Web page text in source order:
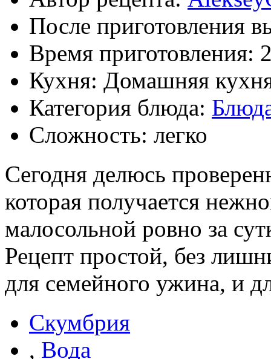
После приготовления
Время приготовления:
Кухня: Домашняя
Категория блюда:
Сложность: легко
Сегодня делюсь
которая получается
малосольной ровно за
Рецепт простой, без
для семейного ужина, и
Скумбрия
, Вода